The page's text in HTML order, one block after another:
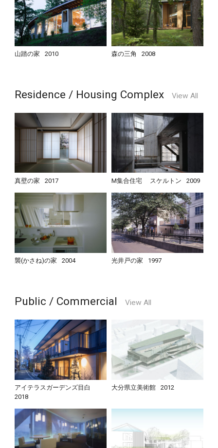
山踏の家 2010 森の三角 2008
Residence / Housing Complex View All
真壁の家 2017 M集合住宅 スケルトン 2009
襲(かさね)の家 2004 光井戸の家 1997
Public / Commercial View All
アイテラスガーデンズ目白
2018
大分県立美術館 2012